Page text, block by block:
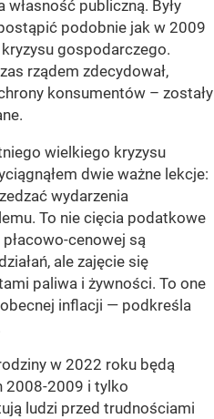
publiczną. Były
podobnie jak w 2009
gospodarczego.
rządem zdecydował,
konsumentów – zostały
wielkiego kryzysu
dwie ważne lekcje:
wydarzenia
To nie cięcia podatkowe
cenowej są
ale zajęcie się
paliwa i żywności. To one
inflacji — podkreśla
w 2022 roku będą
2008-2009 i tylko
ludzi przed trudnościami